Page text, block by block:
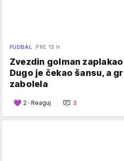
FUDBAL PRE 13 H
Zvezdin golman
Dugo je čekao šansu, a
zabolela
2 · Reaguj 3